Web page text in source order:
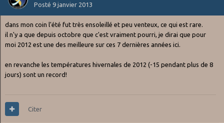
Posté 9 janvier 2013
dans mon coin l'été fut très ensoleillé et peu venteux, ce qui est rare.
il n'y a que depuis octobre que c'est vraiment pourri, je dirai que pour
moi 2012 est une des meilleure sur ces 7 dernières années ici.
en revanche les températures hivernales de 2012 (-15 pendant plus de 8
jours) sont un record!
Citer